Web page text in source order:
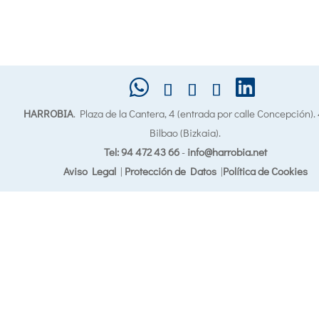
HARROBIA. Plaza de la Cantera, 4 (entrada por calle
Bilbao (Bizkaia).
Tel: 94 472 43 66- info@harrobia.net
Aviso Legal| Protección de Datos|Política de Cookies